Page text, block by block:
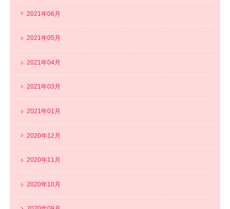
2021年06月
2021年05月
2021年04月
2021年03月
2021年01月
2020年12月
2020年11月
2020年10月